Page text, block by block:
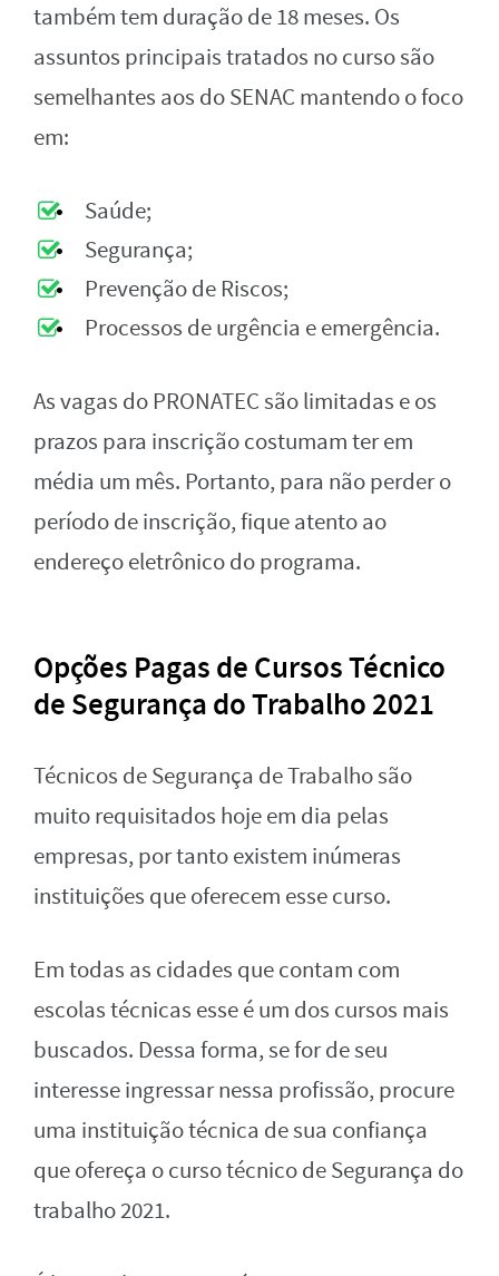
também tem duração de 18 meses. Os
assuntos principais tratados no curso são
semelhantes aos do SENAC mantendo o foco
em:
Saúde;
Segurança;
Prevenção de Riscos;
Processos de urgência e emergência.
As vagas do PRONATEC são limitadas e os
prazos para inscrição costumam ter em
média um mês. Portanto, para não perder o
período de inscrição, fique atento ao
endereço eletrônico do programa.
Opções Pagas de Cursos Técnico
de Segurança do Trabalho 2021
Técnicos de Segurança de Trabalho são
muito requisitados hoje em dia pelas
empresas, por tanto existem inúmeras
instituições que oferecem esse curso.
Em todas as cidades que contam com
escolas técnicas esse é um dos cursos mais
buscados. Dessa forma, se for de seu
interesse ingressar nessa profissão, procure
uma instituição técnica de sua confiança
que ofereça o curso técnico de Segurança do
trabalho 2021.